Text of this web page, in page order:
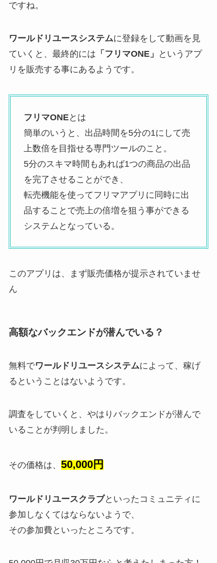
ですね。
ワールドリユースシステムに登録をして動画を見
ていくと、最終的には 「フリマONE」
というアプ
リを販売する事にあるようです。
フリマONEとは
簡単のいうと、出品時間を5分の1にして売
上数倍を目指せる専門ツールのこと。
5分のスキマ時間もあれば1つの商品の出品
を完了させることができ、
転売機能を使ってフリマアプリに同時に出
品することで売上の倍増を狙う事ができる
システムとなっている。
このアプリは、まず販売価格が提示されていませ
ん
高額なバックエンドが潜んでいる？
無料でワールドリユースシステムによって、稼げ
るということはないようです。
調査をしていくと、やはりバックエンドが潜んで
いることが判明しました。
その価格は、 50,000円
ワールドリユースクラブといったコミュニティに
参加しなくてはならないようで、
その参加費といったところです。